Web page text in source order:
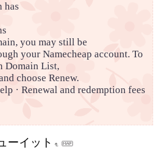
has
you may still be
your Namecheap account. To
Domain List,
choose Renew.
· Renewal and redemption fees
ーイット